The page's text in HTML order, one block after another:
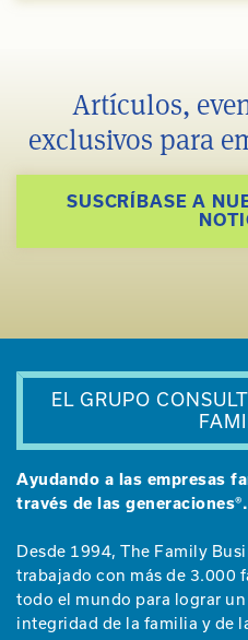
Artículos,
exclusivos para
SUSCRÍBASE A
EL GRUPO
Ayudando a las empresas
través de las generaciones®.
Desde 1994, The Family
trabajado con más de 3.000
todo el mundo para lograr
integridad de la familia y de